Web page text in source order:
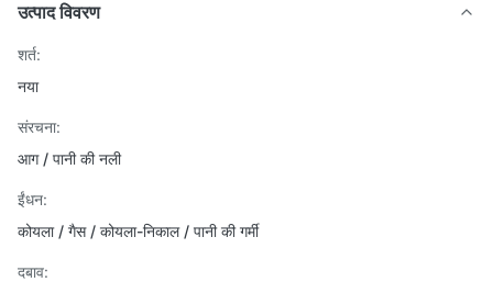
उत्पाद विवरण
शर्त:
नया
संरचना:
आग / पानी की नली
ईंधन:
कोयला / गैस / कोयला-निकाल / पानी की गर्मी
दबाव: